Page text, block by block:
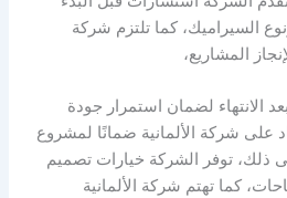
السيراميك، كما تلتزم شركة
المشاريع،
الانتهاء لضمان استمرار جودة
على شركة الألمانية ضمانًا لمشروع
ذلك، توفر الشركة خيارات تصميم
كما تهتم شركة الألمانية